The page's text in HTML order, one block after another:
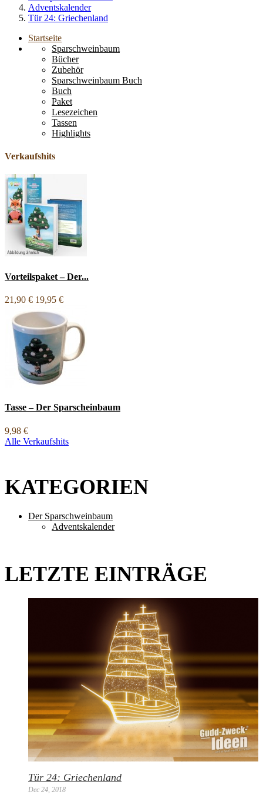
Adventskalender
Tür 24: Griechenland
Startseite
Sparschweinbaum
Bücher
Zubehör
Sparschweinbaum Buch
Buch
Paket
Lesezeichen
Tassen
Highlights
Verkaufshits
Vorteilspaket – Der...
21,90 € 19,95 €
Tasse – Der Sparscheinbaum
9,98 €
Alle Verkaufshits
KATEGORIEN
Der Sparschweinbaum
Adventskalender
LETZTE EINTRÄGE
Tür 24: Griechenland
Dec 24, 2018